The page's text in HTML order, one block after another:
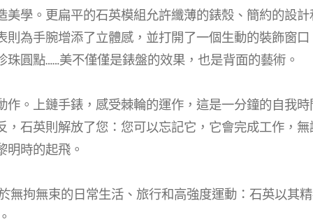
美學。更扁平的石英模組允許纖薄的錶殼、簡約的設
則為手腕增添了立體感，並打開了一個生動的裝飾窗
珠圓點……美不僅僅是錶盤的效果，也是背面的藝術。
作。上鏈手錶，感受棘輪的運作，這是一分鐘的自我
，石英則解放了您：您可以忘記它，它會完成工作，
明時的起飛。
無拘無束的日常生活、旅行和高強度運動：石英以其